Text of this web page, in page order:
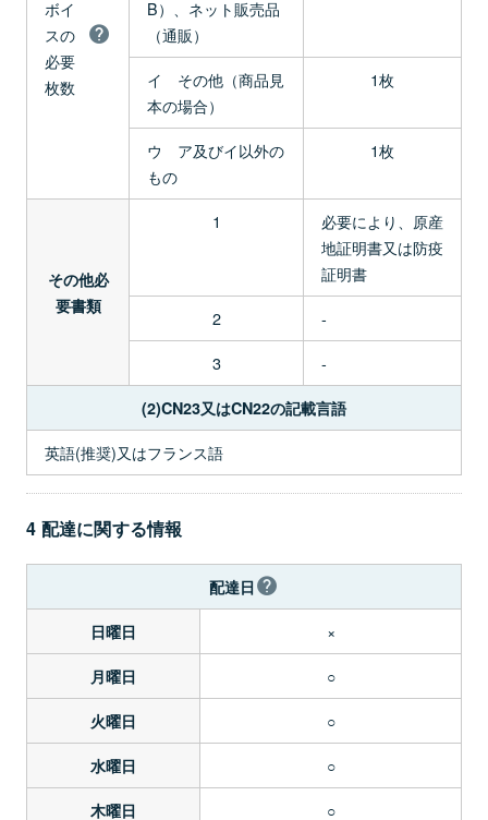
ボイ
スの
必要
枚数
B）、ネット販売品
（通販）
イ その他（商品見
本の場合）
1枚
ウ ア及びイ以外の
もの
1枚
その他必
要書類
1
必要により、原産
地証明書又は防疫
証明書
2
-
3
-
(2)CN23又はCN22の記載言語
英語(推奨)又はフランス語
4 配達に関する情報
配達日
日曜日 ×
月曜日 ○
火曜日 ○
水曜日 ○
木曜日 ○